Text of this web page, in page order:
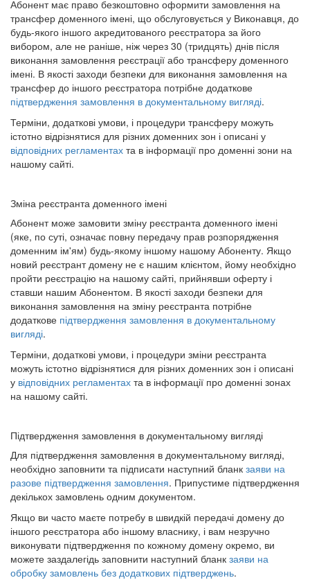
Абонент має право безкоштовно оформити замовлення на
трансфер доменного імені, що обслуговується у Виконавця, до
будь-якого іншого акредитованого реєстратора за його
вибором, але не раніше, ніж через 30 (тридцять) днів після
виконання замовлення реєстрації або трансферу доменного
імені. В якості заходи безпеки для виконання замовлення на
трансфер до іншого реєстратора потрібне додаткове
підтвердження замовлення в документальному вигляді.
Терміни, додаткові умови, і процедури трансферу можуть
істотно відрізнятися для різних доменних зон і описані у
відповідних регламентах та в інформації про доменні зони на
нашому сайті.
Зміна реєстранта доменного імені
Абонент може замовити зміну реєстранта доменного імені
(яке, по суті, означає повну передачу прав розпорядження
доменним ім'ям) будь-якому іншому нашому Абоненту. Якщо
новий реєстрант домену не є нашим клієнтом, йому необхідно
пройти реєстрацію на нашому сайті, прийнявши оферту і
ставши нашим Абонентом. В якості заходи безпеки для
виконання замовлення на зміну реєстранта потрібне
додаткове підтвердження замовлення в документальному
вигляді.
Терміни, додаткові умови, і процедури зміни реєстранта
можуть істотно відрізнятися для різних доменних зон і описані
у відповідних регламентах та в інформації про доменні зонах
на нашому сайті.
Підтвердження замовлення в документальному вигляді
Для підтвердження замовлення в документальному вигляді,
необхідно заповнити та підписати наступний бланк заяви на
разове підтвердження замовлення. Припустиме підтвердження
декількох замовлень одним документом.
Якщо ви часто маєте потребу в швидкій передачі домену до
іншого реєстратора або іншому власнику, і вам незручно
виконувати підтвердження по кожному домену окремо, ви
можете заздалегідь заповнити наступний бланк заяви на
обробку замовлень без додаткових підтверджень.